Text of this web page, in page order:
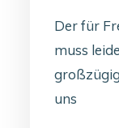
Der für
muss
uns